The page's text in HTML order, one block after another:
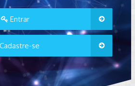
Entrar
se